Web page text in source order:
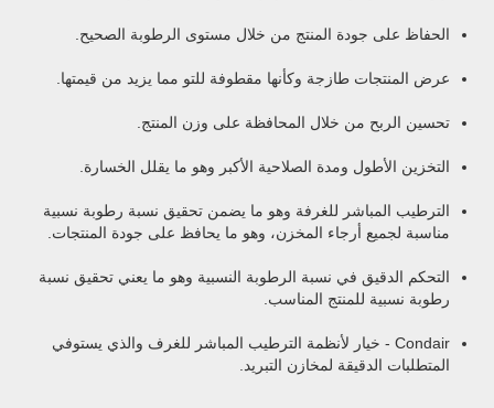
الحفاظ على جودة المنتج من خلال مستوى الرطوبة الصحيح.
عرض المنتجات طازجة وكأنها مقطوفة للتو مما يزيد من قيمتها.
تحسين الربح من خلال المحافظة على وزن المنتج.
التخزين الأطول ومدة الصلاحية الأكبر وهو ما يقلل الخسارة.
الترطيب المباشر للغرفة وهو ما يضمن تحقيق نسبة رطوبة نسبية
مناسبة لجميع أرجاء المخزن، وهو ما يحافظ على جودة المنتجات.
التحكم الدقيق في نسبة الرطوبة النسبية وهو ما يعني تحقيق نسبة
رطوبة نسبية للمنتج المناسب.
Condair - خيار لأنظمة الترطيب المباشر للغرف والذي يستوفي
المتطلبات الدقيقة لمخازن التبريد.